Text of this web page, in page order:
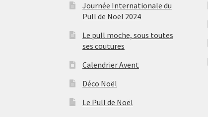
Journée Internationale du
Pull de Noël 2024
Le pull moche, sous toutes
ses coutures
Calendrier Avent
Déco Noël
Le Pull de Noël